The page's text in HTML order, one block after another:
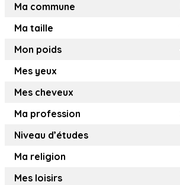
Ma commune
Ma taille
Mon poids
Mes yeux
Mes cheveux
Ma profession
Niveau d’études
Ma religion
Mes loisirs